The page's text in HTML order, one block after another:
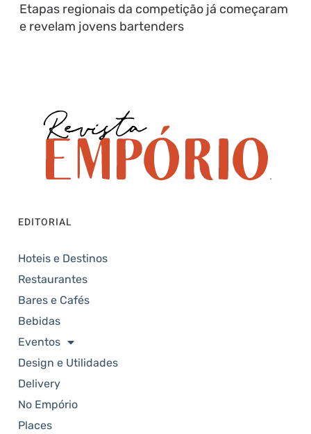
Etapas regionais da competição já começaram
e revelam jovens bartenders
EDITORIAL
Hoteis e Destinos
Restaurantes
Bares e Cafés
Bebidas
Eventos
Design e Utilidades
Delivery
No Empório
Places